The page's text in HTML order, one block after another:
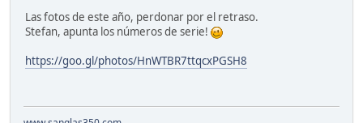
Las fotos de este año, perdonar por el retraso.
Stefan, apunta los números de serie!
https://goo.gl/photos/HnWTBR7ttqcxPGSH8